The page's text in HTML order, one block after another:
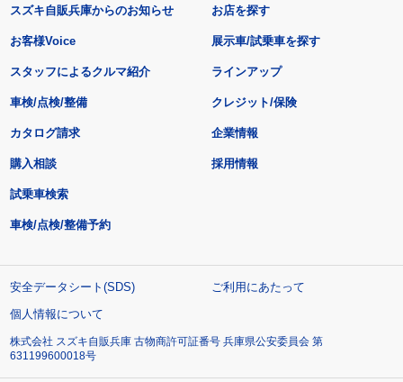
スズキ自販兵庫からのお知らせ
お客様Voice
スタッフによるクルマ紹介
お店を探す
展示車/試乗車を探す
ラインアップ
車検/点検/整備 クレジット/保険
カタログ請求
購入相談
試乗車検索
車検/点検/整備予約
企業情報
採用情報
安全データシート(SDS)
ご利用にあたって
個人情報について
株式会社 スズキ自販兵庫 古物商許可証番号 兵庫県公安委員会 第
631199600018号